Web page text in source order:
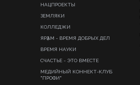
НАЦПРОЕКТЫ
ЗЕМЛЯКИ
КОЛЛЕДЖИ
ЯРҘАМ - ВРЕМЯ ДОБРЫХ ДЕЛ
ВРЕМЯ НАУКИ
СЧАСТЬЕ - ЭТО ВМЕСТЕ
МЕДИЙНЫЙ КОННЕКТ-КЛУБ
"ПРОФИ"